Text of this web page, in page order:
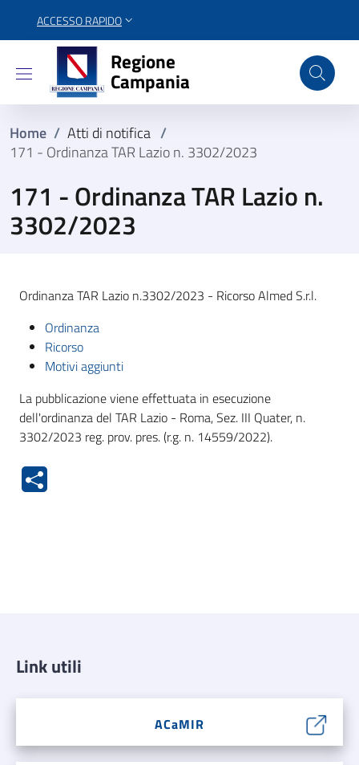
ACCESSO RAPIDO
Regione Campania
Regione
Campania
Home / Atti di notifica /
171 - Ordinanza TAR Lazio n. 3302/2023
171 - Ordinanza TAR Lazio n.
3302/2023
Ordinanza TAR Lazio n.3302/2023 - Ricorso Almed S.r.l.
Ordinanza
Ricorso
Motivi aggiunti
La pubblicazione viene effettuata in esecuzione
dell'ordinanza del TAR Lazio - Roma, Sez. III Quater, n.
3302/2023 reg. prov. pres. (r.g. n. 14559/2022).
Link utili
ACaMIR